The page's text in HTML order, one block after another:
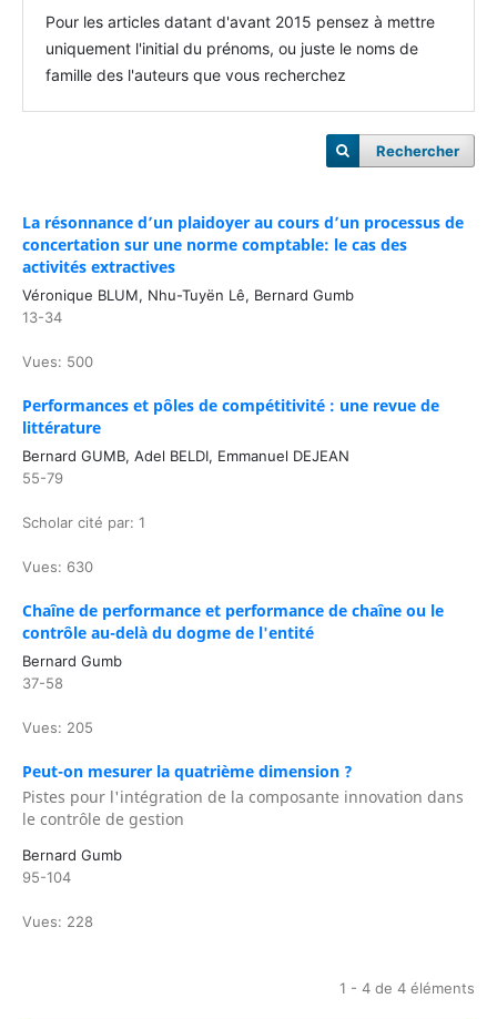
Pour les articles datant d'avant 2015 pensez à mettre
uniquement l'initial du prénoms, ou juste le noms de
famille des l'auteurs que vous recherchez
Rechercher
La résonnance d’un plaidoyer au cours d’un processus de
concertation sur une norme comptable: le cas des
activités extractives
Véronique BLUM, Nhu-Tuyën Lê, Bernard Gumb
13-34
Vues: 500
Performances et pôles de compétitivité : une revue de
littérature
Bernard GUMB, Adel BELDI, Emmanuel DEJEAN
55-79
Scholar cité par: 1
Vues: 630
Chaîne de performance et performance de chaîne ou le
contrôle au-delà du dogme de l'entité
Bernard Gumb
37-58
Vues: 205
Peut-on mesurer la quatrième dimension ?
Pistes pour l'intégration de la composante innovation dans
le contrôle de gestion
Bernard Gumb
95-104
Vues: 228
1 - 4 de 4 éléments